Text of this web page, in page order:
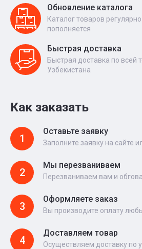
Обновление каталога
Каталог товаров
пополняется
Быстрая доставка
Быстрая доставка по всей
Узбекистана
Как заказать
1
Оставьте заявку
Заполните заявку на сайте
2
Мы перезваниваем
Перезваниваем вам и
3
Оформляете заказ
Вы производите оплату
4
Доставляем товар
Осуществляем доставку по